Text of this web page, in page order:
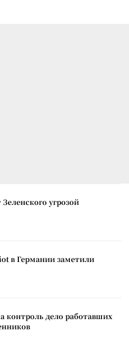
угрозой
в Германии заметили
контроль дело работавших